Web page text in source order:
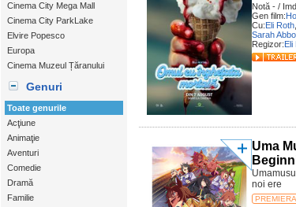
Notă - /
Gen film:
Cu:Eli Roth
Sarah
Regizor:Eli
Uma
noi ere
PREMIERA
Cinema City Mega Mall
Cinema City ParkLake
Elvire Popesco
Europa
Cinema Muzeul Țăranului
Genuri
Toate genurile
Acţiune
Animaţie
Aventuri
Comedie
Dramă
Familie